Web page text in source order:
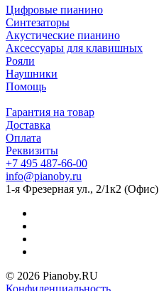
Цифровые пианино
Синтезаторы
Акустические пианино
Аксессуары для клавишных
Рояли
Наушники
Помощь
Гарантия на товар
Доставка
Оплата
Реквизиты
+7 495 487-66-00
info@pianoby.ru
1-я Фрезерная ул., 2/1к2 (Офис)
© 2026 Pianoby.RU